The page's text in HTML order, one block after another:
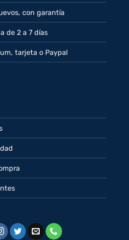
con garantía
de 2 a 7 días
tarjeta o Paypal